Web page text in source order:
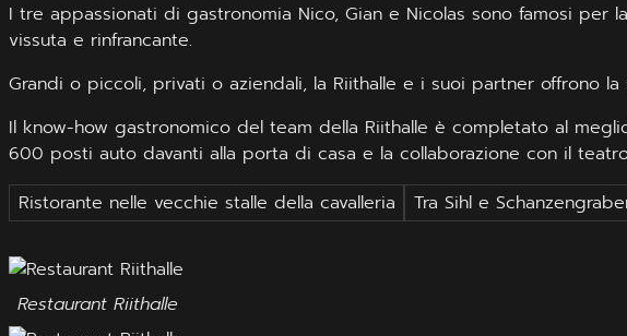
I tre appassionati di gastronomia Nico, Gian e Nicolas sono famosi
vissuta e rinfrancante.
Grandi o piccoli, privati o aziendali, la Riithalle e i suoi partner offrono
Il know-how gastronomico del team della Riithalle è completato al
600 posti auto davanti alla porta di casa e la collaborazione con il
Ristorante nelle vecchie stalle della cavalleria
Tra Sihl e
Restaurant Riithalle